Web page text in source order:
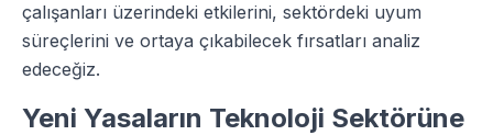
çalışanları üzerindeki etkilerini, sektördeki uyum
süreçlerini ve ortaya çıkabilecek fırsatları analiz
edeceğiz.
Yeni Yasaların Teknoloji Sektörüne